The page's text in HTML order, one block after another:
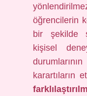
öğrencilerin
bir şekilde
kişisel
karartıların